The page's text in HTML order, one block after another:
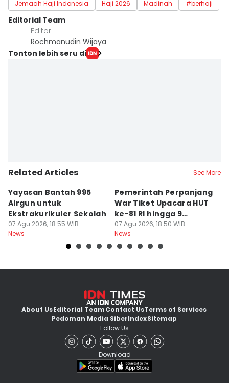
Jemaah Haji Indonesia Haji 2026 Madinah #berhaji
Editorial Team
Editor
Rochmanudin Wijaya
Tonton lebih seru di
Related Articles See More
Yayasan Bantah 995
Airgun untuk
Ekstrakurikuler Sekolah
07 Agu 2026, 18:55 WIB
News
Pemerintah Perpanjang
War Tiket Upacara HUT
ke-81 RI hingga 9
Agustus
07 Agu 2026, 18:50 WIB
News
About UsEditorial TeamContact UsTerms of Services
Pedoman Media SiberIndexSitemap
Follow Us
Download